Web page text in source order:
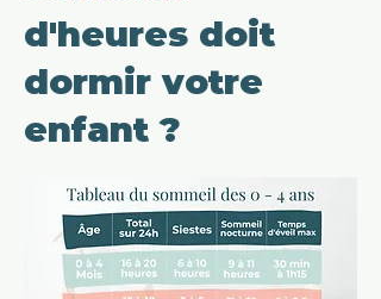
d'heures doit
dormir votre
enfant ?